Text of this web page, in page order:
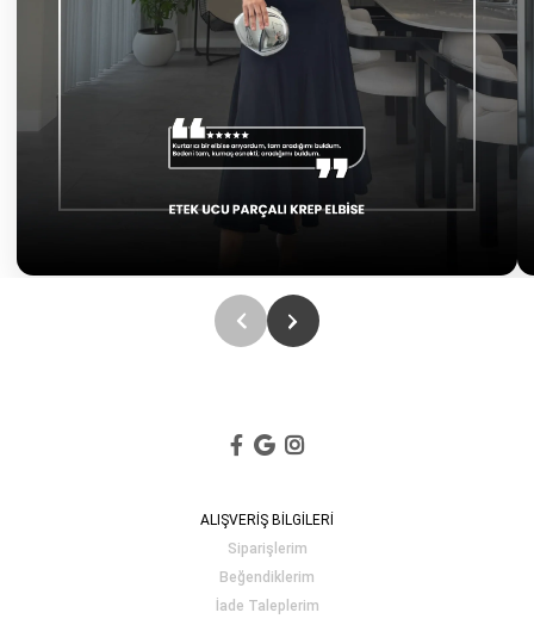
ALIŞVERİŞ BİLGİLERİ
Siparişlerim
Beğendiklerim
İade Taleplerim